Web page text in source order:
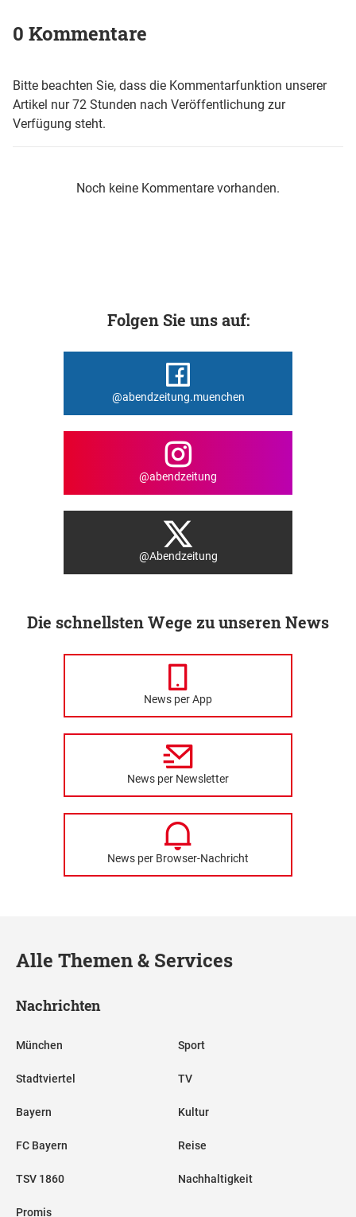
0 Kommentare
Bitte beachten Sie, dass die Kommentarfunktion unserer
Artikel nur 72 Stunden nach Veröffentlichung zur
Verfügung steht.
Noch keine Kommentare vorhanden.
Folgen Sie uns auf:
@abendzeitung.muenchen
@abendzeitung
@Abendzeitung
Die schnellsten Wege zu unseren News
News per App
News per Newsletter
News per Browser-Nachricht
Alle Themen & Services
Nachrichten
München
Stadtviertel
Bayern
FC Bayern
TSV 1860
Promis
Sport
TV
Kultur
Reise
Nachhaltigkeit